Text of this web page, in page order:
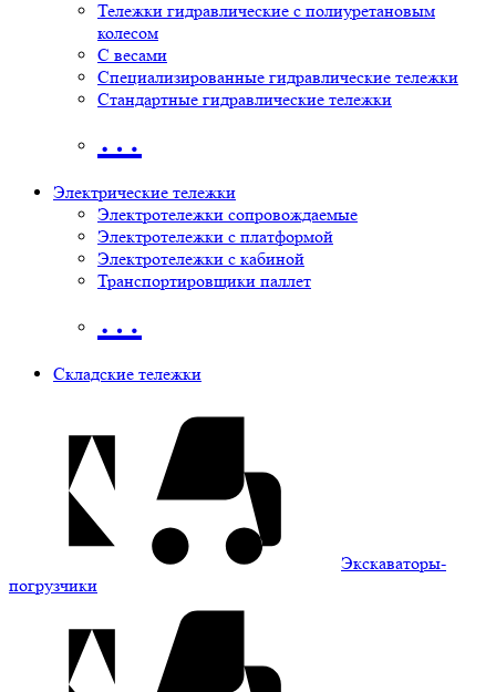
Тележки гидравлические с полиуретановым
колесом
С весами
Специализированные гидравлические тележки
Стандартные гидравлические тележки
…
Электрические тележки
Электротележки сопровождаемые
Электротележки с платформой
Электротележки с кабиной
Транспортировщики паллет
…
Складские тележки
Экскаваторы-
погрузчики